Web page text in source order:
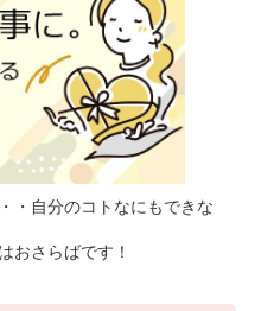
・自分のコトなにもできな
おさらばです！